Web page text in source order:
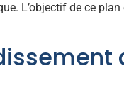
L’objectif de ce plan